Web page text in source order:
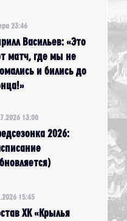
23:46
Васильев: «Это
матч, где мы не
и бились до
13:00
2026:
15:45
ХК «Крылья